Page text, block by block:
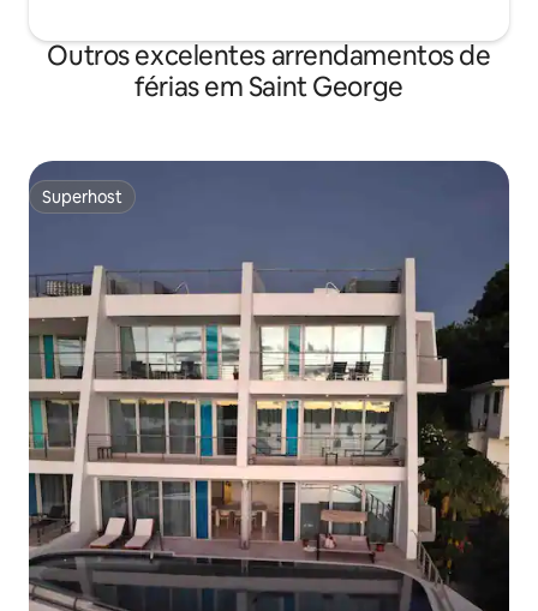
Outros excelentes arrendamentos de
férias em Saint George
Superhost
Superhost